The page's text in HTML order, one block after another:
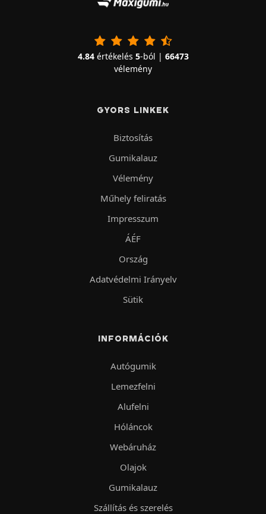
4.84értékelés 5-ból | 66473
vélemény
GYORS LINKEK
Biztosítás
Gumikalauz
Vélemény
Műhely feliratás
Impresszum
ÁÉF
Ország
Adatvédelmi Irányelv
Sütik
INFORMÁCIÓK
Autógumik
Lemezfelni
Alufelni
Hóláncok
Webáruház
Olajok
Gumikalauz
Szállítás és szerelés